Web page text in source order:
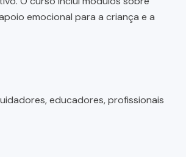
emocional para a criança e a
educadores, profissionais